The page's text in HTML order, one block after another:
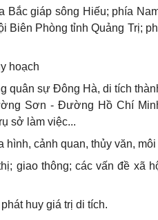
Bắc giáp sông Hiếu; phía
Phòng tỉnh Quảng Trị;
hoạch
quân sự Đông Hà, di tích
Sơn - Đường Hồ Chí
sở làm việc...
hình, cảnh quan, thủy văn,
giao thông; các vấn đề xã
huy giá trị di tích.